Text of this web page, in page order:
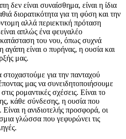
δεν είναι συναίσθημα, είναι η ίδια
διορατικότητα για τη φύση και την
αλλά περιεκτική πρόταση
απλώς ένα φευγαλέο
του νου, όπως συχνά
αγάπη είναι ο πυρήνας, η ουσία και
μας.
για την πανταχού
μας να συνειδητοποιήσουμε
ρομαντικές σχέσεις. Είναι το
κάθε σύνδεσης, η ουσία που
η ανιδιοτελής προσφορά, οι
γλώσσα που γεφυρώνει τις